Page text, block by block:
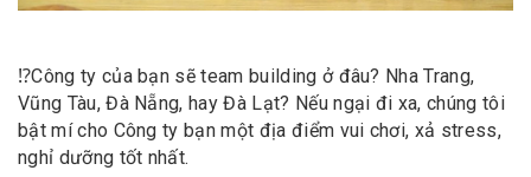
⁉️Công ty của bạn sẽ team building ở đâu? Nha Trang,
Vũng Tàu, Đà Nẵng, hay Đà Lạt? Nếu ngại đi xa, chúng tôi
bật mí cho Công ty bạn một địa điểm vui chơi, xả stress,
nghỉ dưỡng tốt nhất.